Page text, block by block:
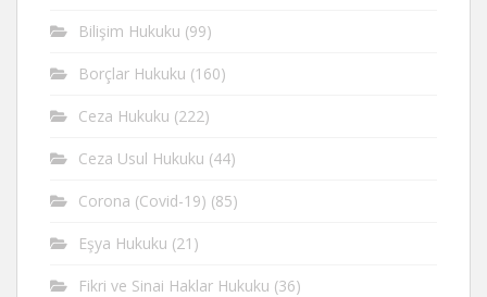
Bilişim Hukuku (99)
Borçlar Hukuku (160)
Ceza Hukuku (222)
Ceza Usul Hukuku (44)
Corona (Covid-19) (85)
Eşya Hukuku (21)
Fikri ve Sinai Haklar Hukuku (36)